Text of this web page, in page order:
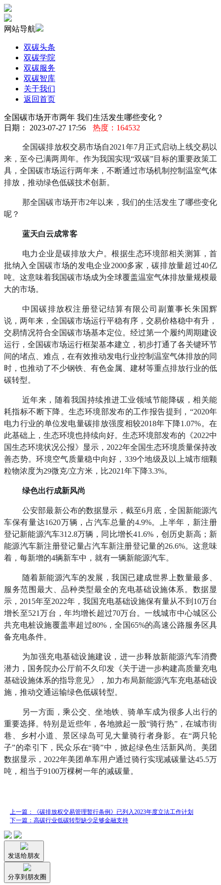
网站导航
双碳头条
双碳学院
双碳服务
双碳智库
关于我们
返回首页
全国碳市场开市两年 我们生活发生哪些变化？
日期： 2023-07-27 17:56
热度：164532
全国碳排放权交易市场自2021年7月正式启动上线交易以
来，至今已满两周年。作为我国实现“双碳”目标的重要政策工
具，全国碳市场运行两年来，不断通过市场机制控制温室气体
排放，推动绿色低碳技术创新。
那全国碳市场开市2年以来，我们的生活发生了哪些变化
呢？
蓝天白云成常客
电力企业是碳排放大户。根据生态环境部相关测算，首
批纳入全国碳市场的发电企业2000多家，碳排放量超过40亿
吨。这意味着我国碳市场成为全球覆盖温室气体排放量规模最
大的市场。
中国碳排放权注册登记结算有限公司副董事长朱国辉
说，两年来，全国碳市场运行平稳有序，交易价格稳中有升，
交易情况符合全国碳市场基本定位。经过第一个履约周期建设
运行，全国碳市场运行框架基本建立，初步打通了各关键环节
间的堵点、难点，在有效推动发电行业控制温室气体排放的同
时，也推动了不少钢铁、有色金属、建材等重点排放行业的低
碳转型。
近年来，随着我国持续推进工业领域节能降碳，相关能
耗指标不断下降。生态环境部发布的工作报告提到，“2020年
电力行业的单位发电量碳排放强度相较2018年下降1.07%。在
此基础上，生态环境也持续向好。生态环境部发布的《2022中
国生态环境状况公报》显示，2022年全国生态环境质量保持改
善态势。环境空气质量稳中向好，339个地级及以上城市细颗
粒物浓度为29微克/立方米，比2021年下降3.3%。
绿色出行成新风尚
公安部最新公布的数据显示，截至6月底，全国新能源汽
车保有量达1620万辆，占汽车总量的4.9%。上半年，新注册
登记新能源汽车312.8万辆，同比增长41.6%，创历史新高；新
能源汽车新注册登记量占汽车新注册登记量的26.6%。这意味
着，每新增的4辆新车中，就有一辆新能源汽车。
随着新能源汽车的发展，我国已建成世界上数量最多、
服务范围最大、品种类型最全的充电基础设施体系。数据显
示，2015年至2022年，我国充电基础设施保有量从不到10万台
增长至521万台，年均增长超过70万台。一线城市中心城区公
共充电桩设施覆盖率超过80%，全国65%的高速公路服务区具
备充电条件。
为加强充电基础设施建设，进一步释放新能源汽车消费
潜力，国务院办公厅前不久印发《关于进一步构建高质量充电
基础设施体系的指导意见》，加力布局新能源汽车充电基础设
施，推动交通运输绿色低碳转型。
另一方面，乘公交、坐地铁、骑单车成为很多人出行的
重要选择。特别是近些年，各地掀起一股“骑行热”，在城市街
巷、乡村小道、景区绿岛可见大量骑行者身影。在“两只轮
子”的牵引下，民众乐在“骑”中，掀起绿色生活新风尚。美团
数据显示，2022年美团单车用户通过骑行实现减碳量达45.5万
吨，相当于9100万棵树一年的减碳量。
上一篇：《碳排放权交易管理暂行条例》已列入2023年度立法工作计划
下一篇：高碳行业低碳转型缺少足够金融支持
发送给朋友
分享到朋友圈